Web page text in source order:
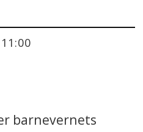
barnevernets